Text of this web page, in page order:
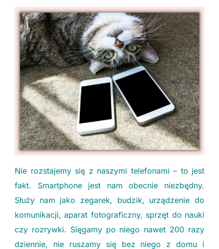
Nie rozstajemy się z naszymi telefonami – to jest
fakt. Smartphone jest nam obecnie niezbędny.
Służy nam jako zegarek, budzik, urządzenie do
komunikacji, aparat fotograficzny, sprzęt do nauki
czy rozrywki. Sięgamy po niego nawet 200 razy
dziennie, nie ruszamy się bez niego z domu i